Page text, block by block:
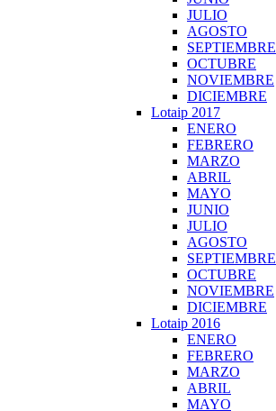
JULIO
AGOSTO
SEPTIEMBRE
OCTUBRE
NOVIEMBRE
DICIEMBRE
Lotaip 2017
ENERO
FEBRERO
MARZO
ABRIL
MAYO
JUNIO
JULIO
AGOSTO
SEPTIEMBRE
OCTUBRE
NOVIEMBRE
DICIEMBRE
Lotaip 2016
ENERO
FEBRERO
MARZO
ABRIL
MAYO